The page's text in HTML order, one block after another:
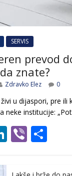
SERVIS
prevod
znate?
Zdravko Elez 0
u dijaspori, pre ili
neke institucije:
Li Vi
er
S
ar